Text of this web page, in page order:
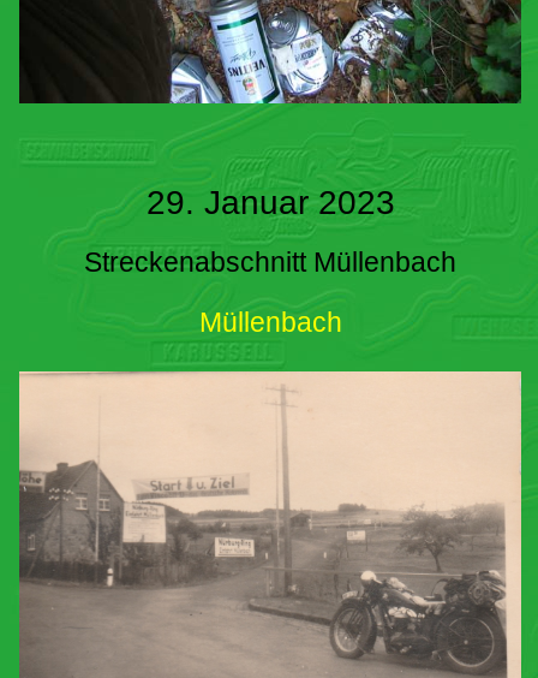
29. Januar 2023
Streckenabschnitt Müllenbach
Müllenbach